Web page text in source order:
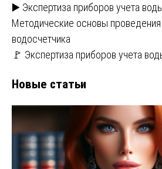
▶️ Экспертиза приборов учета
Методические основы
водосчетчика
🚩 Экспертиза приборов учета
Новые статьи